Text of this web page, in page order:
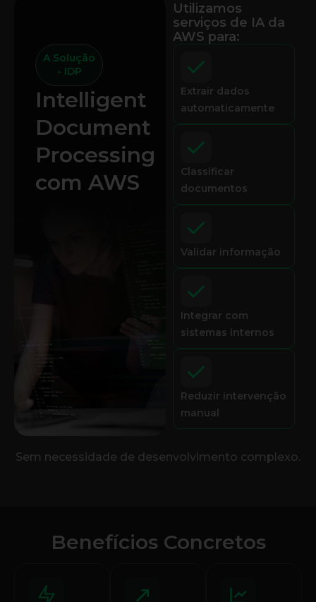
A Solução
- IDP
Intelligent
Document
Processing
com AWS
Utilizamos
serviços de IA da
AWS para:
Extrair dados
automaticamente
Classificar
documentos
Validar informação
Integrar com
sistemas internos
Reduzir intervenção
manual
Sem necessidade de desenvolvimento complexo.
Benefícios Concretos